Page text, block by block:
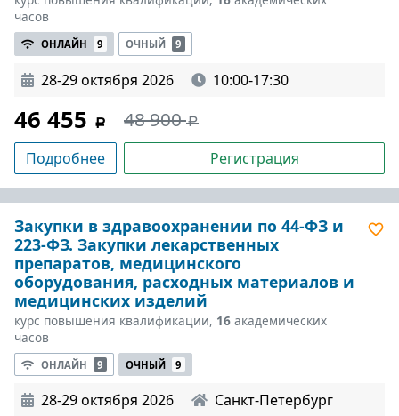
часов
ОНЛАЙН 9 ОЧНЫЙ 9
28-29 октября 2026 10:00-17:30
46 455 48 900
Подробнее Регистрация
Закупки в здравоохранении по 44-ФЗ и
223-ФЗ. Закупки лекарственных
препаратов, медицинского
оборудования, расходных материалов и
медицинских изделий
курс повышения квалификации, 16 академических
часов
ОНЛАЙН 9 ОЧНЫЙ 9
28-29 октября 2026
Санкт-Петербург